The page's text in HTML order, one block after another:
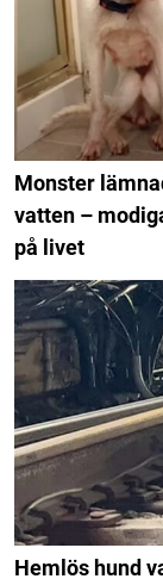
Monster
vatten –
på livet
Hemlös hund